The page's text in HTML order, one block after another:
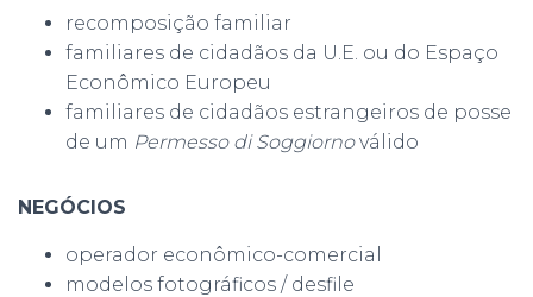
recomposição familiar
familiares de cidadãos da U.E. ou do Espaço
Econômico Europeu
familiares de cidadãos estrangeiros de posse
de um Permesso di Soggiornoválido
NEGÓCIOS
operador econômico-comercial
modelos fotográficos / desfile